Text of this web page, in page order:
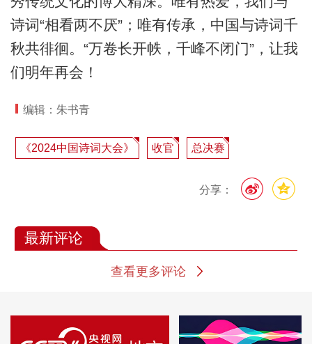
诗词“相看两不厌”；唯有传承，中国与诗词千
秋共徘徊。“万卷长开帙，千峰不闭门”，让我
们明年再会！
编辑：朱书青
《2024中国诗词大会》 收官 总决赛
分享：
最新评论
查看更多评论